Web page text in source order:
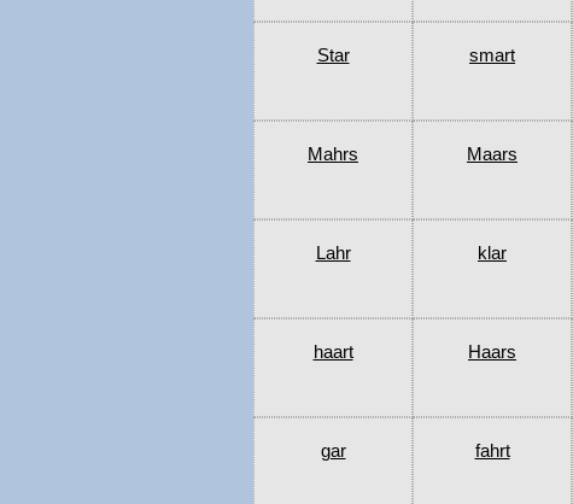
Star smart
Mahrs Maars
Lahr klar
haart Haars
gar fahrt